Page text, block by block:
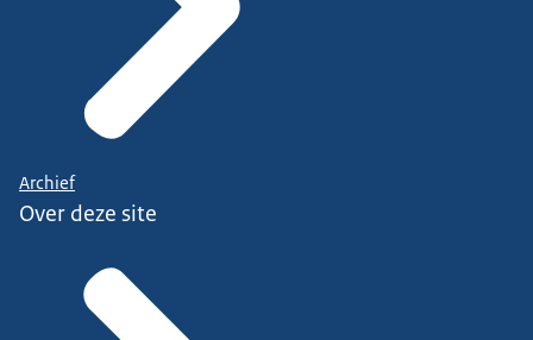
Archief
Over deze site